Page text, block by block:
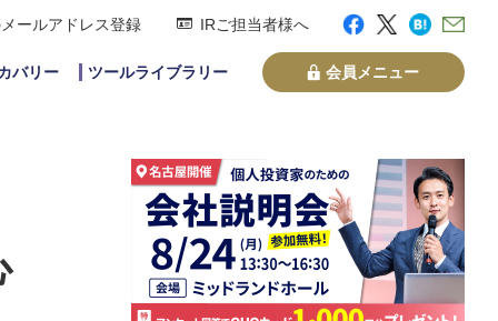
ールアドレス登録 IRご担当者様へ
バリー ツールライブラリー 会員メニュー